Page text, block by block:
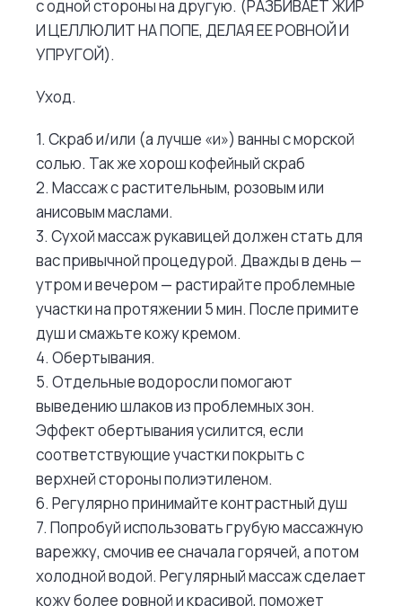
с одной стороны на другую. (РАЗБИВАЕТ ЖИР
И ЦЕЛЛЮЛИТ НА ПОПЕ, ДЕЛАЯ ЕЕ РОВНОЙ И
УПРУГОЙ).
Уход.
1. Скраб и/или (а лучше «и») ванны с морской
солью. Так же хорош кофейный скраб
2. Массаж с растительным, розовым или
анисовым маслами.
3. Сухой массаж рукавицей должен стать для
вас привычной процедурой. Дважды в день —
утром и вечером — растирайте проблемные
участки на протяжении 5 мин. После примите
душ и смажьте кожу кремом.
4. Обертывания.
5. Отдельные водоросли помогают
выведению шлаков из проблемных зон.
Эффект обертывания усилится, если
соответствующие участки покрыть с
верхней стороны полиэтиленом.
6. Регулярно принимайте контрастный душ
7. Попробуй использовать грубую массажную
варежку, смочив ее сначала горячей, а потом
холодной водой. Регулярный массаж сделает
кожу более ровной и красивой, поможет